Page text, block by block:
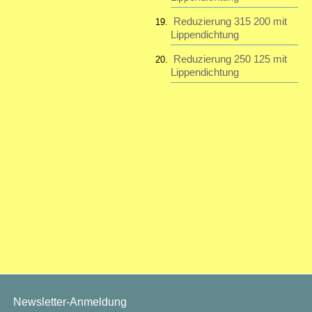
Reduzierung 315 200 mit
Lippendichtung
Reduzierung 250 125 mit
Lippendichtung
Newsletter-Anmeldung